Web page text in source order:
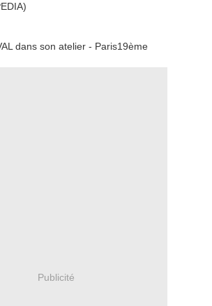
dans son atelier - Paris19ème
Publicité